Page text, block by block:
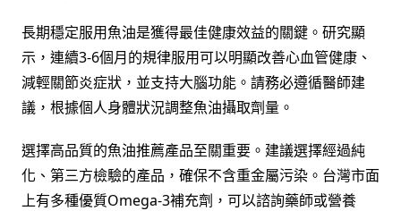
長期穩定服用魚油是獲得最佳健康效益的關鍵。研究顯
示，連續3-6個月的規律服用可以明顯改善心血管健康、
減輕關節炎症狀，並支持大腦功能。請務必遵循醫師建
議，根據個人身體狀況調整魚油攝取劑量。
選擇高品質的魚油推薦產品至關重要。建議選擇經過純
化、第三方檢驗的產品，確保不含重金屬污染。台灣市面
上有多種優質Omega-3補充劑，可以諮詢藥師或營養